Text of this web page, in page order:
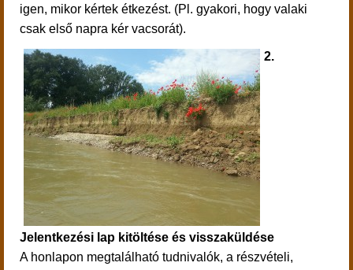
igen, mikor kértek étkezést. (Pl. gyakori, hogy valaki
csak első napra kér vacsorát).
2.
Jelentkezési lap kitöltése és visszaküldése
A honlapon megtalálható tudnivalók, a részvételi,